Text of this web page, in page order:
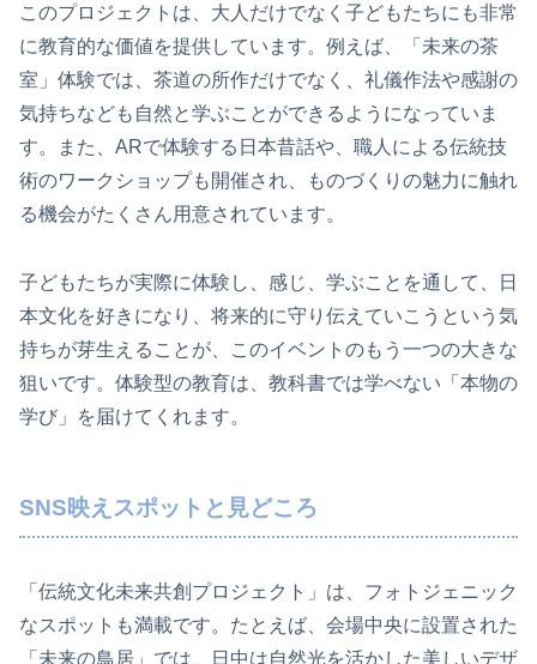
このプロジェクトは、大人だけでなく子どもたちにも非常
に教育的な価値を提供しています。例えば、「未来の茶
室」体験では、茶道の所作だけでなく、礼儀作法や感謝の
気持ちなども自然と学ぶことができるようになっていま
す。また、ARで体験する日本昔話や、職人による伝統技
術のワークショップも開催され、ものづくりの魅力に触れ
る機会がたくさん用意されています。
子どもたちが実際に体験し、感じ、学ぶことを通して、日
本文化を好きになり、将来的に守り伝えていこうという気
持ちが芽生えることが、このイベントのもう一つの大きな
狙いです。体験型の教育は、教科書では学べない「本物の
学び」を届けてくれます。
SNS映えスポットと見どころ
「伝統文化未来共創プロジェクト」は、フォトジェニック
なスポットも満載です。たとえば、会場中央に設置された
「未来の鳥居」では、日中は自然光を活かした美しいデザ